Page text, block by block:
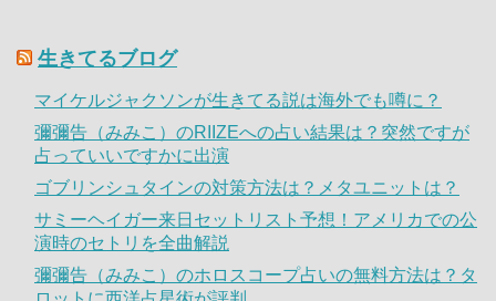
生きてるブログ
マイケルジャクソンが生きてる説は海外でも噂に？
彌彌告（みみこ）のRIIZEへの占い結果は？突然ですが
占っていいですかに出演
ゴブリンシュタインの対策方法は？メタユニットは？
サミーヘイガー来日セットリスト予想！アメリカでの公
演時のセトリを全曲解説
彌彌告（みみこ）のホロスコープ占いの無料方法は？タ